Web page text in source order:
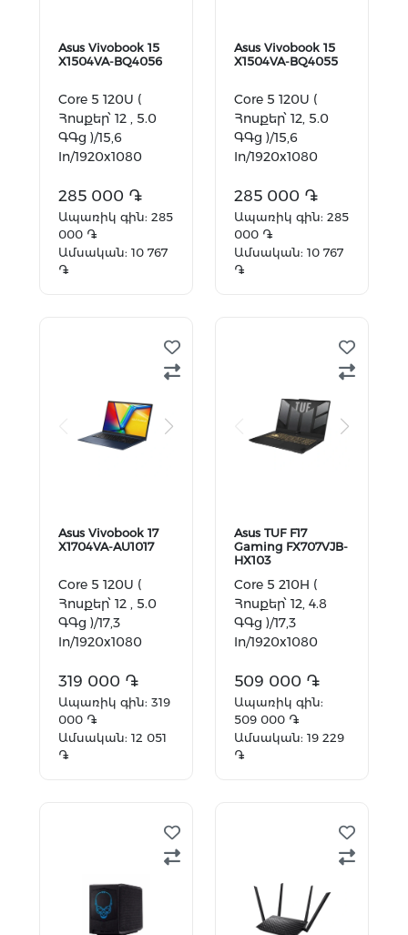
Asus Vivobook 15
X1504VA-BQ4056
Core 5 120U (
Հոսքեր՝ 12 , 5.0
ԳԳց )/15,6
In/1920x1080
DDR5/512
GB/Intel Graphics
285 000 ֏
Ապառիկ գին: 285
000 ֏
Ամսական: 10 767
֏
Asus Vivobook 15
X1504VA-BQ4055
Core 5 120U (
Հոսքեր՝ 12, 5.0
ԳԳց )/15,6
In/1920x1080
DDR5/512
GB/Intel Graphics
285 000 ֏
Ապառիկ գին: 285
000 ֏
Ամսական: 10 767
֏
Asus Vivobook 17
X1704VA-AU1017
Core 5 120U (
Հոսքեր՝ 12 , 5.0
ԳԳց )/17,3
In/1920x1080
DDR5/512
GB/Intel Graphics
319 000 ֏
Ապառիկ գին: 319
000 ֏
Ամսական: 12 051
֏
Asus TUF F17
Gaming FX707VJB-
HX103
Core 5 210H (
Հոսքեր՝ 12, 4.8
ԳԳց )/17,3
In/1920x1080
DDR5/512
GB/GeForce
RTX3050 6GB
509 000 ֏
Ապառիկ գին:
509 000 ֏
Ամսական: 19 229
֏